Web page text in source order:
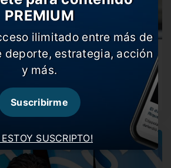
de Buffon?
41 años no continuará en el Paris
SUSCRIPTO!
PREMIUM
ilimitado entre más de
deporte, estrategia, acción
y más.
Suscribirme